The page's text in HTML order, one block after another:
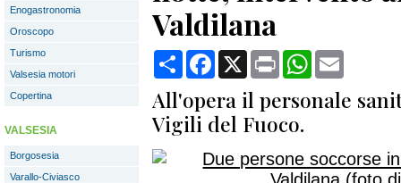
Enogastronomia
Oroscopo
Turismo
Valsesia motori
Copertina
VALSESIA
Borgosesia
Varallo-Civiasco
Valdilana
CondividiFacebook
X Print WhatsApp
All'opera il personale
Vigili del Fuoco.